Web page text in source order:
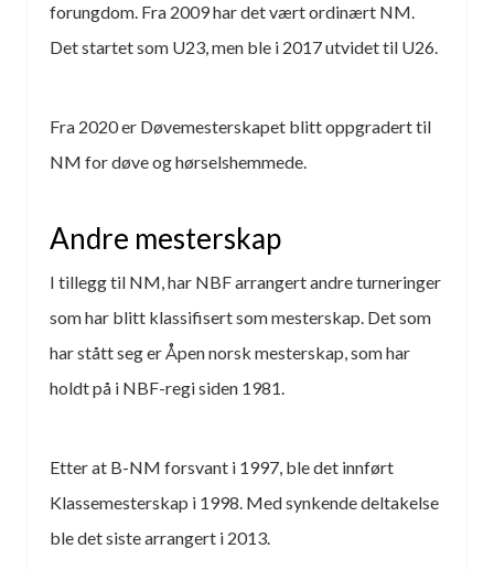
forungdom. Fra 2009 har det vært ordinært NM.
Det startet som U23, men ble i 2017 utvidet til U26.
Fra 2020 er Døvemesterskapet blitt oppgradert til
NM for døve og hørselshemmede.
Andre mesterskap
I tillegg til NM, har NBF arrangert andre turneringer
som har blitt klassifisert som mesterskap. Det som
har stått seg er Åpen norsk mesterskap, som har
holdt på i NBF-regi siden 1981.
Etter at B-NM forsvant i 1997, ble det innført
Klassemesterskap i 1998. Med synkende deltakelse
ble det siste arrangert i 2013.